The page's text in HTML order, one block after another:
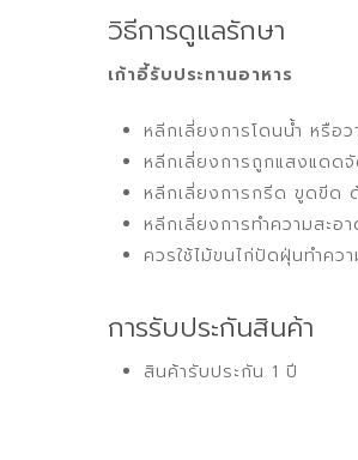
วิธีการดูแลรักษา
เก้าอี้รับประทานอาหาร
หลีกเลี่ยงการโดนน้ำ หรือ
หลีกเลี่ยงการถูกแสงแดดจั
หลีกเลี่ยงการกรีด ขูดขีด
หลีกเลี่ยงการทำความสะอ
ควรใช้ไม้ขนไก่ปัดฝุ่นทำค
การรับประกันสินค้า
สินค้ารับประกัน 1 ปี